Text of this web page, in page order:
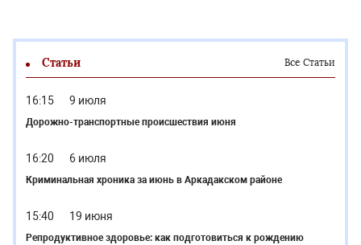
Статьи Все Статьи
16:15 9 июля
Дорожно-транспортные происшествия июня
16:20 6 июля
Криминальная хроника за июнь в Аркадакском районе
15:40 19 июня
Репродуктивное здоровье: как подготовиться к рождению